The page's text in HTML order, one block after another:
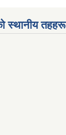
स्थानीय तहहरू